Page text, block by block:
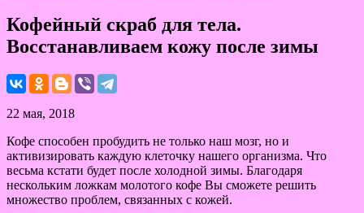
Кофейный скраб для тела.
Восстанавливаем кожу после зимы
22 мая, 2018
Кофе способен пробудить не только наш мозг, но и
активизировать каждую клеточку нашего организма. Что
весьма кстати будет после холодной зимы. Благодаря
нескольким ложкам молотого кофе Вы сможете решить
множество проблем, связанных с кожей.